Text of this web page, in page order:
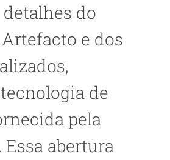
do
e dos
de
pela
. Essa abertura